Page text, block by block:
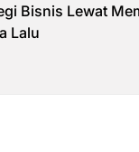
Bisnis Lewat
Lalu